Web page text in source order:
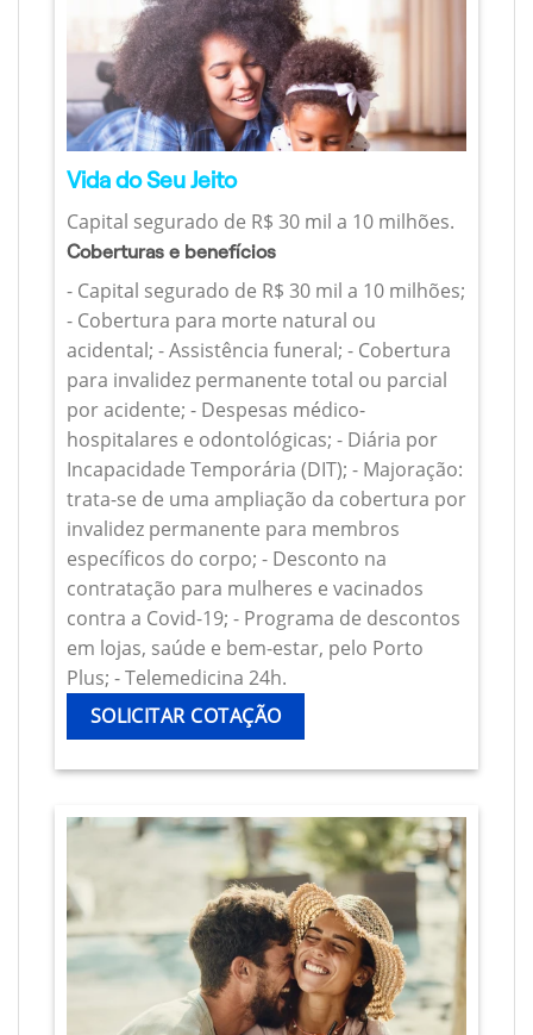
Vida do Seu Jeito
Capital segurado de R$ 30 mil a 10 milhões.
Coberturas e benefícios
- Capital segurado de R$ 30 mil a 10 milhões;
- Cobertura para morte natural ou
acidental; - Assistência funeral; - Cobertura
para invalidez permanente total ou parcial
por acidente; - Despesas médico-
hospitalares e odontológicas; - Diária por
Incapacidade Temporária (DIT); - Majoração:
trata-se de uma ampliação da cobertura por
invalidez permanente para membros
específicos do corpo; - Desconto na
contratação para mulheres e vacinados
contra a Covid-19; - Programa de descontos
em lojas, saúde e bem-estar, pelo Porto
Plus; - Telemedicina 24h.
SOLICITAR COTAÇÃO